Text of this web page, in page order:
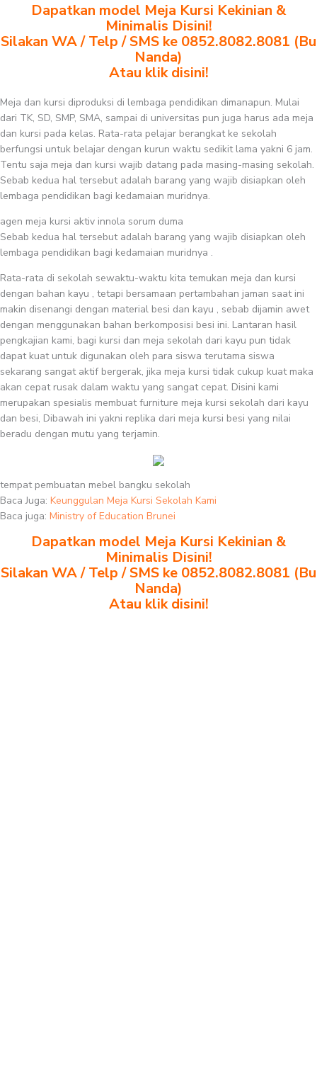
Dapatkan model Meja Kursi Kekinian &
Minimalis Disini!
Silakan WA / Telp / SMS ke 0852.8082.8081 (Bu
Nanda)
Atau klik disini!
Meja dan kursi diproduksi di lembaga pendidikan dimanapun. Mulai
dari TK, SD, SMP, SMA, sampai di universitas pun juga harus ada meja
dan kursi pada kelas. Rata-rata pelajar berangkat ke sekolah
berfungsi untuk belajar dengan kurun waktu sedikit lama yakni 6 jam.
Tentu saja meja dan kursi wajib datang pada masing-masing sekolah.
Sebab kedua hal tersebut adalah barang yang wajib disiapkan oleh
lembaga pendidikan bagi kedamaian muridnya.
agen meja kursi aktiv innola sorum duma
Sebab kedua hal tersebut adalah barang yang wajib disiapkan oleh
lembaga pendidikan bagi kedamaian muridnya .
Rata-rata di sekolah sewaktu-waktu kita temukan meja dan kursi
dengan bahan kayu , tetapi bersamaan pertambahan jaman saat ini
makin disenangi dengan material besi dan kayu , sebab dijamin awet
dengan menggunakan bahan berkomposisi besi ini. Lantaran hasil
pengkajian kami, bagi kursi dan meja sekolah dari kayu pun tidak
dapat kuat untuk digunakan oleh para siswa terutama siswa
sekarang sangat aktif bergerak, jika meja kursi tidak cukup kuat maka
akan cepat rusak dalam waktu yang sangat cepat. Disini kami
merupakan spesialis membuat furniture meja kursi sekolah dari kayu
dan besi, Dibawah ini yakni replika dari meja kursi besi yang nilai
beradu dengan mutu yang terjamin.
tempat pembuatan mebel bangku sekolah
Baca Juga: Keunggulan Meja Kursi Sekolah Kami
Baca juga: Ministry of Education Brunei
Dapatkan model Meja Kursi Kekinian &
Minimalis Disini!
Silakan WA / Telp / SMS ke 0852.8082.8081 (Bu
Nanda)
Atau klik disini!